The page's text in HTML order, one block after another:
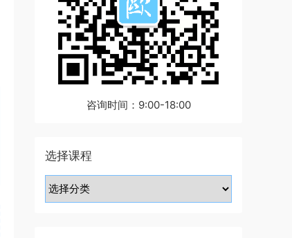
咨询时间：9:00-18:00
选择课程